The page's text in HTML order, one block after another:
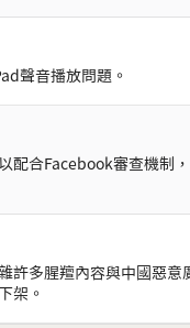
聲音播放問題。
配合Facebook審查機制
許多腥羶內容與中國惡意
架。